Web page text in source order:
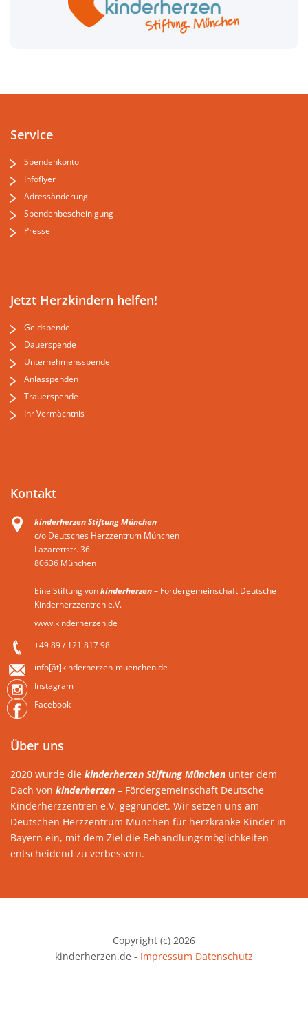
Service
Spendenkonto
Infoflyer
Adressänderung
Spendenbescheinigung
Presse
Jetzt Herzkindern helfen!
Geldspende
Dauerspende
Unternehmensspende
Anlasspenden
Trauerspende
Ihr Vermächtnis
Kontakt
kinderherzen Stiftung München
c/o Deutsches Herzzentrum München
Lazarettstr. 36
80636 München
Eine Stiftung vonkinderherzen– Fördergemeinschaft Deutsche
Kinderherzzentren e.V.
www.kinderherzen.de
+49 89 / 121 817 98
info[ät]kinderherzen-muenchen.de
Instagram
Facebook
Über uns
2020 wurde die kinderherzen Stiftung München unter dem
Dach von kinderherzen – Fördergemeinschaft Deutsche
Kinderherzzentren e.V. gegründet. Wir setzen uns am
Deutschen Herzzentrum München für herzkranke Kinder in
Bayern ein, mit dem Ziel die Behandlungsmöglichkeiten
entscheidend zu verbessern.
Copyright (c) 2026
kinderherzen.de - Impressum Datenschutz